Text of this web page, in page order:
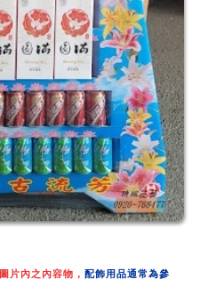
圖片內之內容物， 配飾用品通常為參